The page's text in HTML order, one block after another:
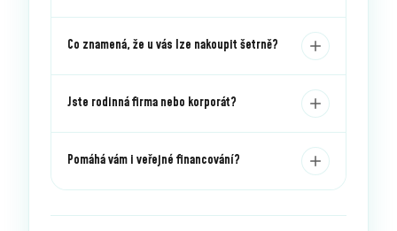
Co znamená, že u vás lze nakoupit šetrně?
Jste rodinná firma nebo korporát?
Pomáhá vám i veřejné financování?